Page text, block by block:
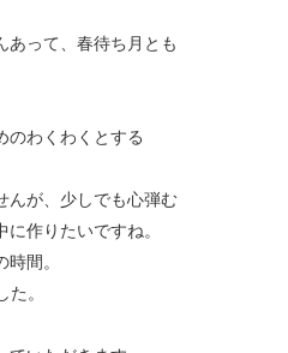
あって、春待ち月とも
のわくわくとする
んが、少しでも心弾む
作りたいですね。
間。
。